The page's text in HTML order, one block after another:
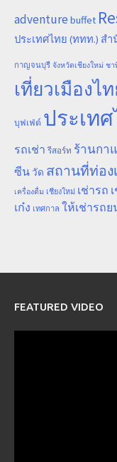
adventure buffet
ประเทศไทย (ททท.) สำ
กาญจนบุรี จังหวัดเชียงใหม่ ชา
เที่ยวเมืองไ
บุฟเฟ่ต์ ประเท
รถเช่า รีสอร์ท ร้านกา
ซีน วัด สถานที่ท่อง
เครื่องดื่ม เชียงใหม่ เช่ารถ
เก๋ง เทศกาล ให้เช่ารถย
FEATURED VIDEO